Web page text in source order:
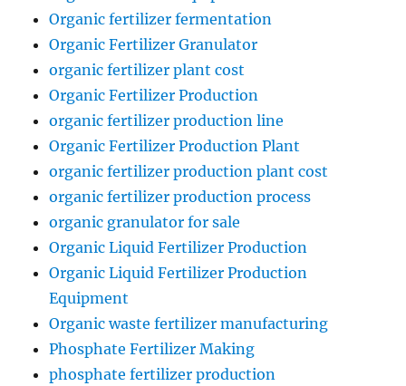
Organic fertilizer fermentation
Organic Fertilizer Granulator
organic fertilizer plant cost
Organic Fertilizer Production
organic fertilizer production line
Organic Fertilizer Production Plant
organic fertilizer production plant cost
organic fertilizer production process
organic granulator for sale
Organic Liquid Fertilizer Production
Organic Liquid Fertilizer Production
Equipment
Organic waste fertilizer manufacturing
Phosphate Fertilizer Making
phosphate fertilizer production